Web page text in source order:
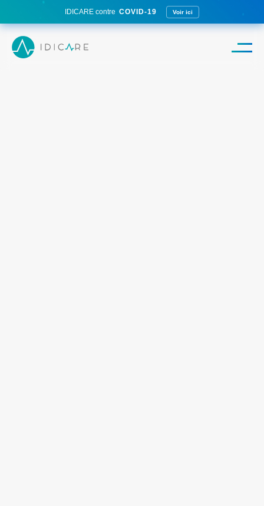
IDICARE contre COVID-19 Voir ici